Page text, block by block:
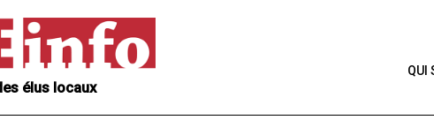
élus locaux
QUI